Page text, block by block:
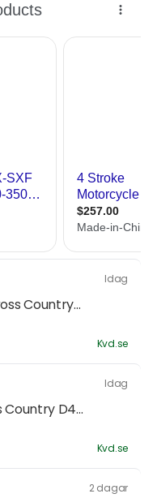
Idag
Country...
Kvd.se
Idag
D4...
Kvd.se
2 dagar